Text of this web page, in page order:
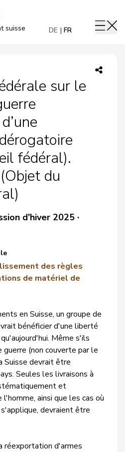
suisse DE FR
sur le
fédéral).
du
d'hiver 2025 ·
des règles
de matériel de
en Suisse, un groupe de
bénéficier d'une liberté
Même s'ils
(non couverte par le
Suisse devrait être
Seules les livraisons à
et
ainsi que les cas où
devraient être
réexportation d'armes